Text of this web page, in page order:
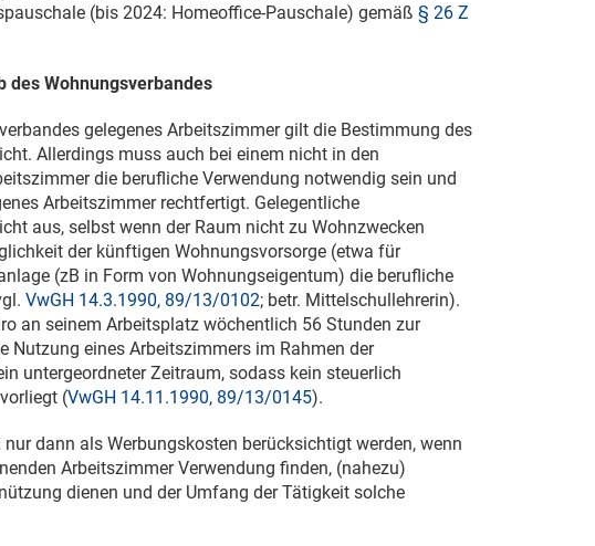
(bis 2024: Homeoffice-Pauschale) gemäß § 26 Z
Wohnungsverbandes
gelegenes Arbeitszimmer gilt die Bestimmung des
Allerdings muss auch bei einem nicht in den
die berufliche Verwendung notwendig sein und
Arbeitszimmer rechtfertigt. Gelegentliche
aus, selbst wenn der Raum nicht zu Wohnzwecken
der künftigen Wohnungsvorsorge (etwa für
(zB in Form von Wohnungseigentum) die berufliche
VwGH 14.3.1990, 89/13/0102; betr. Mittelschullehrerin).
an seinem Arbeitsplatz wöchentlich 56 Stunden zur
Nutzung eines Arbeitszimmers im Rahmen der
untergeordneter Zeitraum, sodass kein steuerlich
(VwGH 14.11.1990, 89/13/0145).
dann als Werbungskosten berücksichtigt werden, wenn
Arbeitszimmer Verwendung finden, (nahezu)
dienen und der Umfang der Tätigkeit solche